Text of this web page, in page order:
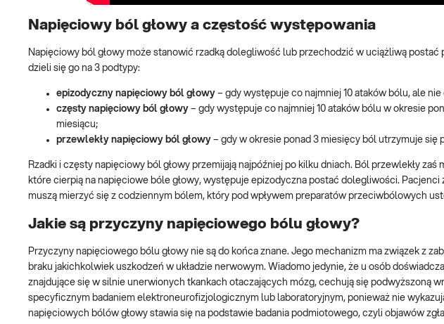
Napięciowy ból głowy a częstość występowania
Napięciowy ból głowy może stanowić rzadką dolegliwość lub przechodzić w uciążliwą
dzieli się go na 3 podtypy:
epizodyczny napięciowy ból głowy – gdy występuje co najmniej 10 ataków bólu, ale
częsty napięciowy ból głowy – gdy występuje co najmniej 10 ataków bólu w okresie
miesiącu;
przewlekły napięciowy ból głowy – gdy w okresie ponad 3 miesięcy ból utrzymuje się
Rzadki i częsty napięciowy ból głowy przemijają najpóźniej po kilku dniach. Ból przewlekły
które cierpią na napięciowe bóle głowy, występuje epizodyczna postać dolegliwości.
muszą mierzyć się z codziennym bólem, który pod wpływem preparatów przeciwbólowych
Jakie są przyczyny napięciowego bólu głowy?
Przyczyny napięciowego bólu głowy nie są do końca znane. Jego mechanizm ma związek z
braku jakichkolwiek uszkodzeń w układzie nerwowym. Wiadomo jedynie, że u osób
znajdujące się w silnie unerwionych tkankach otaczających mózg, cechują się podwyższoną
specyficznym badaniem elektroneurofizjologicznym lub laboratoryjnym, ponieważ nie
napięciowych bólów głowy stawia się na podstawie badania podmiotowego, czyli objawów